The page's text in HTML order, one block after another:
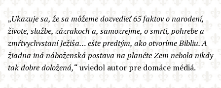
„Ukazuje sa, že sa môžeme dozvedieť 65 faktov o narodení,
živote, službe, zázrakoch a, samozrejme, o smrti, pohrebe a
zmŕtvychvstaní Ježiša… ešte predtým, ako otvoríme Bibliu. A
žiadna iná náboženská postava na planéte Zem nebola nikdy
tak dobre doložená,“ uviedol autor pre domáce médiá.